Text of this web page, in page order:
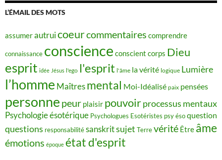
L’ÉMAIL DES MOTS
assumerautruicoeurcommentaires comprendre
connaissance conscience conscient corps Dieu
esprit idée Jésus l'ego l'esprit l'âme la vérité logique Lumière
l’homme Maîtres mental Moi-Idéalisé paix pensées
personne peur plaisir pouvoirprocessus mentaux
Psychologie ésotérique Psychologues Esotéristes psy ésoquestion
questions responsabilitésanskritsujet Terrevérité Être âme
émotions époque état d'esprit